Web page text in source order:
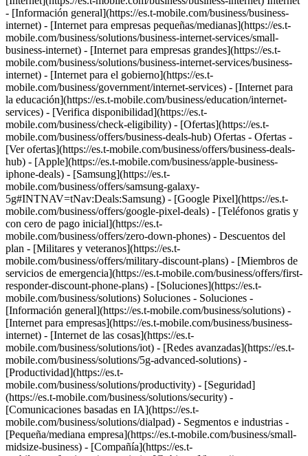
- [Información general](https://es.t-mobile.com/business/business-
internet) - [Internet para empresas pequeñas/medianas](https://es.t-
mobile.com/business/solutions/business-internet-services/small-
business-internet) - [Internet para empresas grandes](https://es.t-
mobile.com/business/solutions/business-internet-services/business-
internet) - [Internet para el gobierno](https://es.t-
mobile.com/business/government/internet-services) - [Internet para
la educación](https://es.t-mobile.com/business/education/internet-
services) - [Verifica disponibilidad](https://es.t-
mobile.com/business/check-eligibility) - [Ofertas](https://es.t-
mobile.com/business/offers/business-deals-hub) Ofertas - Ofertas -
[Ver ofertas](https://es.t-mobile.com/business/offers/business-deals-
hub) - [Apple](https://es.t-mobile.com/business/apple-business-
iphone-deals) - [Samsung](https://es.t-
mobile.com/business/offers/samsung-galaxy-
5g#INTNAV=tNav:Deals:Samsung) - [Google Pixel](https://es.t-
mobile.com/business/offers/google-pixel-deals) - [Teléfonos gratis y
con cero de pago inicial](https://es.t-
mobile.com/business/offers/zero-down-phones) - Descuentos del
plan - [Militares y veteranos](https://es.t-
mobile.com/business/offers/military-discount-plans) - [Miembros de
servicios de emergencia](https://es.t-mobile.com/business/offers/first-
responder-discount-phone-plans) - [Soluciones](https://es.t-
mobile.com/business/solutions) Soluciones - Soluciones -
[Información general](https://es.t-mobile.com/business/solutions) -
[Internet para empresas](https://es.t-mobile.com/business/business-
internet) - [Internet de las cosas](https://es.t-
mobile.com/business/solutions/iot) - [Redes avanzadas](https://es.t-
mobile.com/business/solutions/5g-advanced-solutions) -
[Productividad](https://es.t-
mobile.com/business/solutions/productivity) - [Seguridad]
(https://es.t-mobile.com/business/solutions/security) -
[Comunicaciones basadas en IA](https://es.t-
mobile.com/business/solutions/dialpad) - Segmentos e industrias -
[Pequeña/mediana empresa](https://es.t-mobile.com/business/small-
midsize-business) - [Compañía](https://es.t-